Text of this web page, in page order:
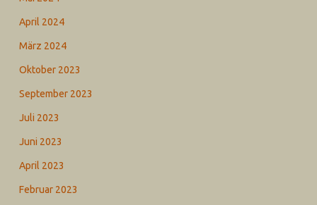
April 2024
März 2024
Oktober 2023
September 2023
Juli 2023
Juni 2023
April 2023
Februar 2023